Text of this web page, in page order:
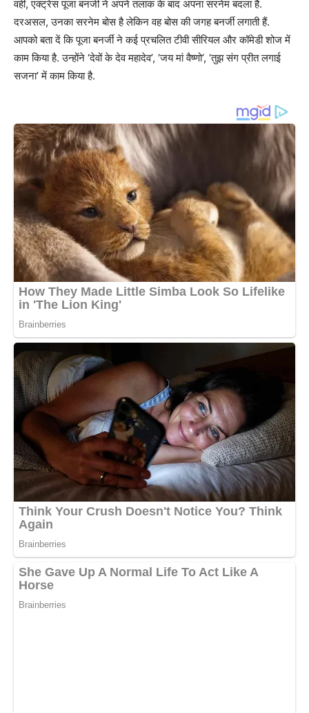
वहीं, एक्ट्रेस पूजा बनर्जी ने अपने तलाक के बाद अपना सरनेम बदला है.
दरअसल, उनका सरनेम बोस है लेकिन वह बोस की जगह बनर्जी लगाती हैं.
आपको बता दें कि पूजा बनर्जी ने कई प्रचलित टीवी सीरियल और कॉमेडी शोज में
काम किया है. उन्होंने ‘देवों के देव महादेव’, ‘जय मां वैष्णो’, ‘तुझ संग प्रीत लगाई
सजना’ में काम किया है.